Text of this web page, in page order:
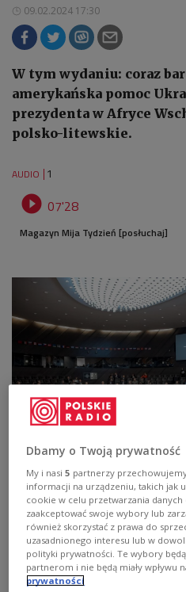
09.02.2024 17:30
W tym wydaniu: coraz
amerykańska pomoc
prezydenta w Afryce
polsko-litewskie.
AUDIO 1
 07'28
Magazyn Mija Tydzień [posłuchaj]
zdjęcie ilustracyjne https://
W proceduralnym
skierował do dalszych
dla Ukrainy, Izraela i
Dbamy o Twoją prywatność
My i nasi5 partnerzy
informacji na urządzeniu, takich jak
cookie w celu przetwarzania
zaakceptować swoje wybory lub
również skorzystać z prawa do
uzasadnionego interesu lub w
polityki prywatności. Te wybory
partnerom i nie będą miały wpływu
prywatności